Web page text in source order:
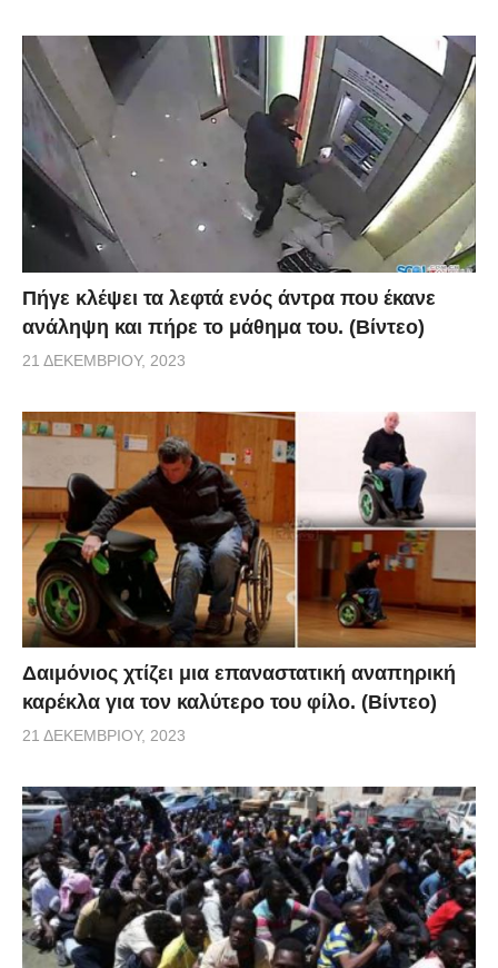
Πήγε κλέψει τα λεφτά ενός άντρα που έκανε
ανάληψη και πήρε το μάθημα του. (Βίντεο)
21 ΔΕΚΕΜΒΡΊΟΥ, 2023
Δαιμόνιος χτίζει μια επαναστατική αναπηρική
καρέκλα για τον καλύτερο του φίλο. (Βίντεο)
21 ΔΕΚΕΜΒΡΊΟΥ, 2023